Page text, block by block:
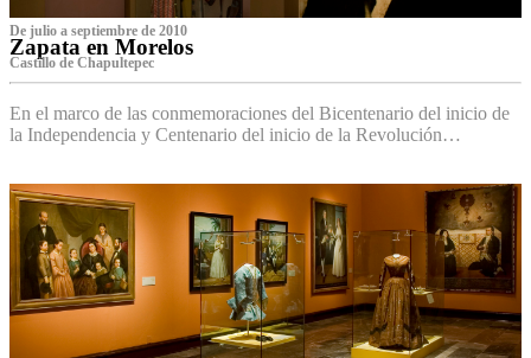
De julio a septiembre de 2010
Zapata en Morelos
Castillo de Chapultepec
En el marco de las conmemoraciones del Bicentenario del inicio de
la Independencia y Centenario del inicio de la Revolución…